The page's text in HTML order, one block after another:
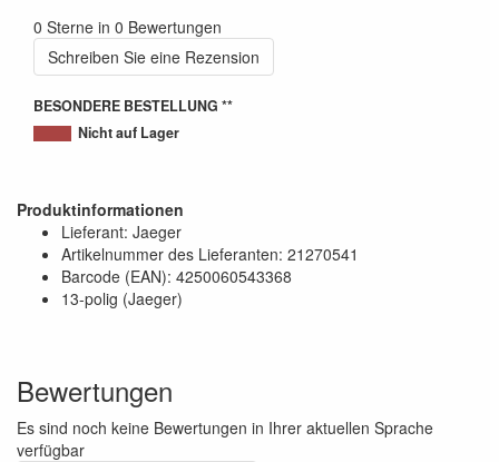
0 Sterne in 0 Bewertungen
Schreiben Sie eine Rezension
BESONDERE BESTELLUNG **
Nicht auf Lager
Produktinformationen
Lieferant: Jaeger
Artikelnummer des Lieferanten: 21270541
Barcode (EAN): 4250060543368
13-polig (Jaeger)
Bewertungen
Es sind noch keine Bewertungen in Ihrer aktuellen Sprache
verfügbar